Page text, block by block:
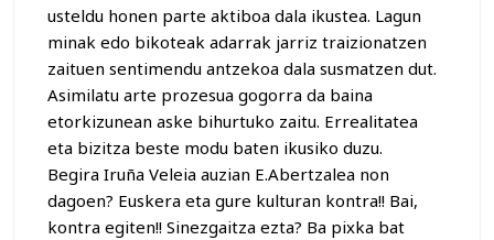
usteldu honen parte aktiboa dala ikustea. Lagun
minak edo bikoteak adarrak jarriz traizionatzen
zaituen sentimendu antzekoa dala susmatzen dut.
Asimilatu arte prozesua gogorra da baina
etorkizunean aske bihurtuko zaitu. Errealitatea
eta bizitza beste modu baten ikusiko duzu.
Begira Iruña Veleia auzian E.Abertzalea non
dagoen? Euskera eta gure kulturan kontra!! Bai,
kontra egiten!! Sinezgaitza ezta? Ba pixka bat